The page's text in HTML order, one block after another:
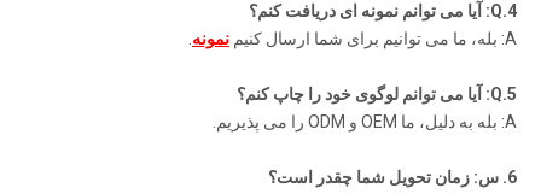
4.Q: آیا می توانم نمونه ای دریافت کنم؟
A: بله، ما می توانیم برای شما ارسال کنیم
نمونه
5.Q: آیا می توانم لوگوی خود را چاپ کنم؟
A: بله به دلیل، ما OEM و ODM را می پذیریم.
6. س: زمان تحویل شما چقدر است؟